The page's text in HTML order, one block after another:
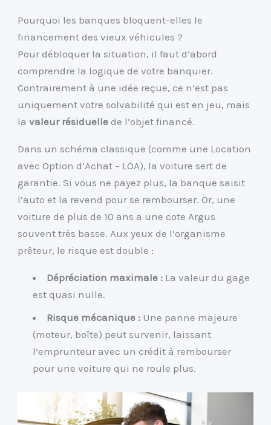
Pourquoi les banques bloquent-elles le
financement des vieux véhicules ?
Pour débloquer la situation, il faut d’abord
comprendre la logique de votre banquier.
Contrairement à une idée reçue, ce n’est pas
uniquement votre solvabilité qui est en jeu, mais
lavaleur résiduelle de l’objet financé.
Dans un schéma classique (comme une Location
avec Option d’Achat – LOA), la voiture sert de
garantie. Si vous ne payez plus, la banque saisit
l’auto et la revend pour se rembourser. Or, une
voiture de plus de 10 ans a une cote Argus
souvent très basse. Aux yeux de l’organisme
prêteur, le risque est double :
Dépréciation maximale : La valeur du gage
est quasi nulle.
Risque mécanique : Une panne majeure
(moteur, boîte) peut survenir, laissant
l’emprunteur avec un crédit à rembourser
pour une voiture qui ne roule plus.